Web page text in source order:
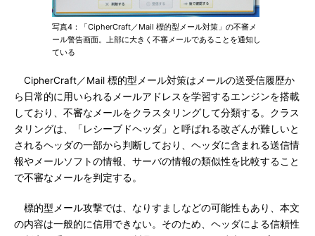
写真4：「CipherCraft／Mail 標的型メール対策」の不審メ
ール警告画面。上部に大きく不審メールであることを通知し
ている
CipherCraft／Mail 標的型メール対策はメールの送受信履歴か
ら日常的に用いられるメールアドレスを学習するエンジンを搭載
しており、不審なメールをクラスタリングして分類する。クラス
タリングは、「レシーブドヘッダ」と呼ばれる改ざんが難しいと
されるヘッダの一部から判断しており、ヘッダに含まれる送信情
報やメールソフトの情報、サーバの情報の類似性を比較すること
で不審なメールを判定する。
標的型メール攻撃では、なりすましなどの可能性もあり、本文
の内容は一般的に信用できない。そのため、ヘッダによる信頼性